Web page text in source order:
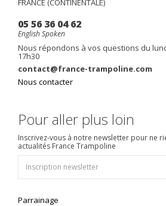
FRANCE (CONTINENTALE)
05 56 36 04 62
English Spoken
Nous répondons à vos questions du
17h30
contact@france-trampoline.com
Nous contacter
Pour aller plus loin
Inscrivez-vous à notre newsletter pour ne
actualités France Trampoline
Parrainage